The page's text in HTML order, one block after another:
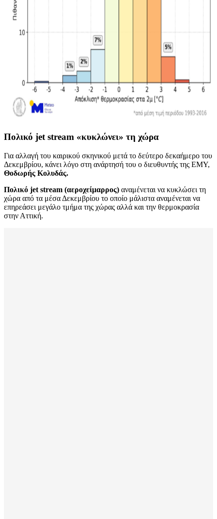
Πολικό jet stream «κυκλώνει» τη χώρα
Για αλλαγή του καιρικού σκηνικού μετά το δεύτερο δεκαήμερο του
Δεκεμβρίου, κάνει λόγο στη ανάρτησή του ο διευθυντής της ΕΜΥ,
Θοδωρής Κολυδάς.
Πολικό jet stream (αεροχείμαρρος) αναμένεται να κυκλώσει τη
χώρα από τα μέσα Δεκεμβρίου το οποίο μάλιστα αναμένεται να
επηρεάσει μεγάλο τμήμα της χώρας αλλά και την θερμοκρασία
στην Αττική.